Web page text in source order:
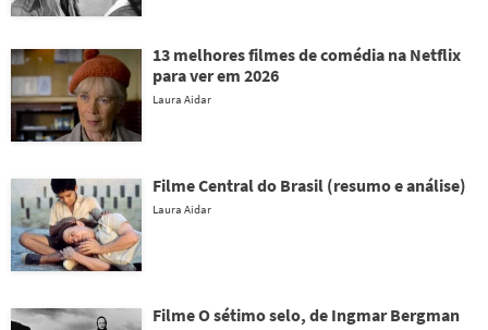
13 melhores filmes de comédia na Netflix
para ver em 2026
Laura Aidar
Filme Central do Brasil (resumo e análise)
Laura Aidar
Filme O sétimo selo, de Ingmar Bergman